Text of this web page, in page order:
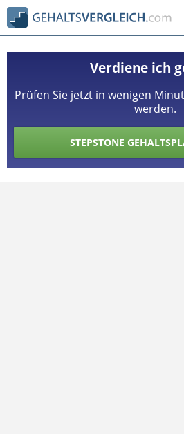
Verdiene ich
Prüfen Sie jetzt in wenigen
werden.
STEPSTONE